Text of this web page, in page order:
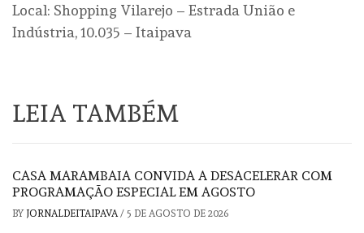
Local: Shopping Vilarejo – Estrada União e
Indústria, 10.035 – Itaipava
LEIA TAMBÉM
CASA MARAMBAIA CONVIDA A DESACELERAR COM
PROGRAMAÇÃO ESPECIAL EM AGOSTO
BY JORNALDEITAIPAVA / 5 DE AGOSTO DE 2026